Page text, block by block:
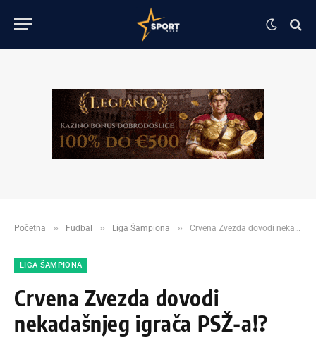
Početna » Fudbal » Liga Šampiona » Crvena Zvezda dovodi nekadašnjeg igrača PSŽ-a!?
LIGA ŠAMPIONA
Crvena Zvezda dovodi
nekadašnjeg igrača PSŽ-a!?